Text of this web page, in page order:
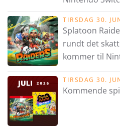
TIRSDAG 30.
Splatoon
rundt det
kommer til
TIRSDAG 30.
Kommende